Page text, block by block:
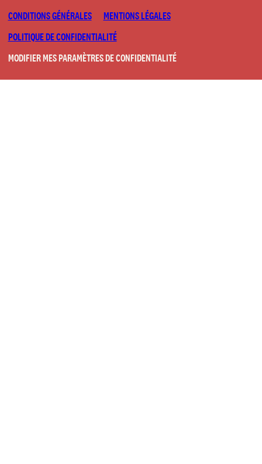
CONDITIONS GÉNÉRALES
MENTIONS LÉGALES
POLITIQUE DE CONFIDENTIALITÉ
MODIFIER MES PARAMÈTRES DE CONFIDENTIALITÉ